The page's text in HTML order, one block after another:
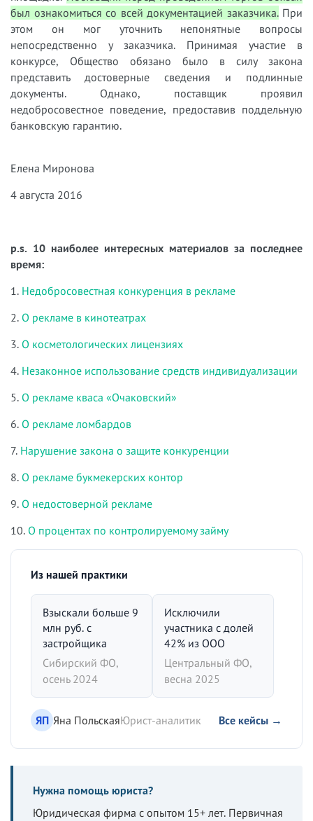
был ознакомиться со всей документацией заказчика.При
этом он мог уточнить непонятные вопросы
непосредственно у заказчика. Принимая участие в
конкурсе, Общество обязано было в силу закона
представить достоверные сведения и подлинные
документы. Однако, поставщик проявил
недобросовестное поведение, предоставив поддельную
банковскую гарантию.
Елена Миронова
4 августа 2016
p.s. 10 наиболее интересных материалов за последнее
время:
1. Недобросовестная конкуренция в рекламе
2. О рекламе в кинотеатрах
3. О косметологических лицензиях
4. Незаконное использование средств индивидуализации
5. О рекламе кваса «Очаковский»
6. О рекламе ломбардов
7. Нарушение закона о защите конкуренции
8. О рекламе букмекерских контор
9. О недостоверной рекламе
10. О процентах по контролируемому займу
Из нашей практики
Взыскали больше 9
млн руб. с
застройщика
Сибирский ФО,
осень 2024
Исключили
участника с долей
42% из ООО
Центральный ФО,
весна 2025
ЯП Яна ПольскаяЮрист-аналитик Все кейсы →
Нужна помощь юриста?
Юридическая фирма с опытом 15+ лет. Первичная